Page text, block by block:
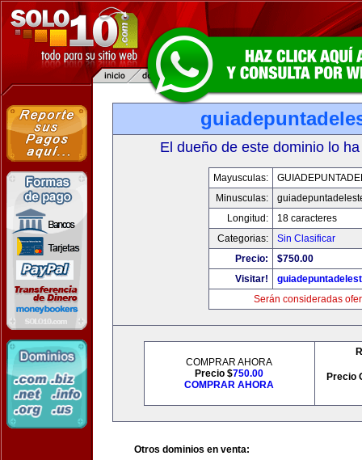
El dueño de este dominio lo
Mayusculas:
Minusculas:
Longitud:
18 caracteres
Categorias:
Sin Clasificar
Precio:
$750.00
Visitar!
Serán consideradas
COMPRAR AHORA
Precio $750.00
COMPRAR AHORA
Precio
Otros dominios en venta: